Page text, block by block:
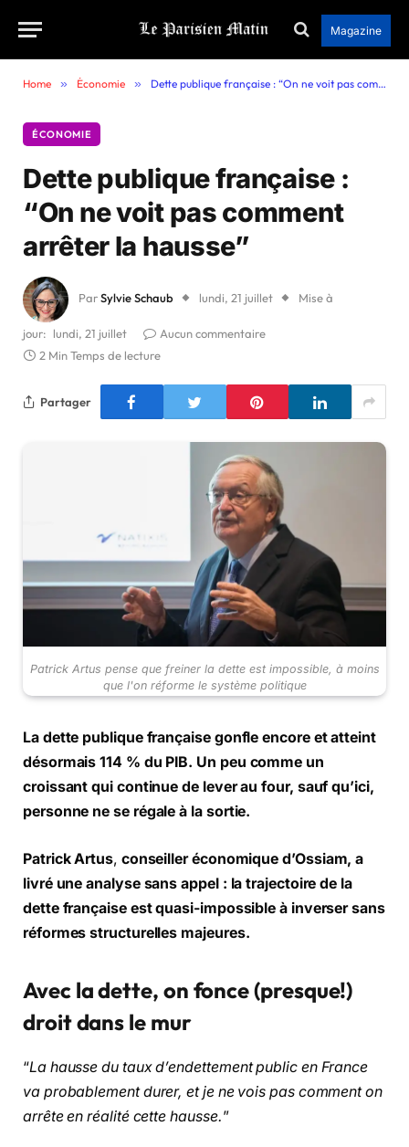
Magazine
Home » Économie » Dette publique française : “On ne voit pas comment arrêter la hausse”
ÉCONOMIE
Dette publique française :
“On ne voit pas comment
arrêter la hausse”
ParSylvie Schaub lundi, 21 juillet Mise à
jour: lundi, 21 juillet
Aucun commentaire
2 Min Temps de lecture
Partager
Patrick Artus pense que freiner la dette est impossible, à moins
que l'on réforme le système politique
La dette publique française gonfle encore et atteint
désormais 114 % du PIB. Un peu comme un
croissant qui continue de lever au four, sauf qu’ici,
personne ne se régale à la sortie.
Patrick Artus, conseiller économique d’Ossiam, a
livré une analyse sans appel : la trajectoire de la
dette française est quasi-impossible à inverser sans
réformes structurelles majeures.
Avec la dette, on fonce (presque!)
droit dans le mur
“La hausse du taux d’endettement public en France
va probablement durer, et je ne vois pas comment on
arrête en réalité cette hausse.”